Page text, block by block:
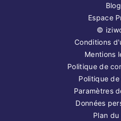
Blog
Espace
©
Conditions
Mentions
Politique de
Politique
Paramètres
Données
Plan